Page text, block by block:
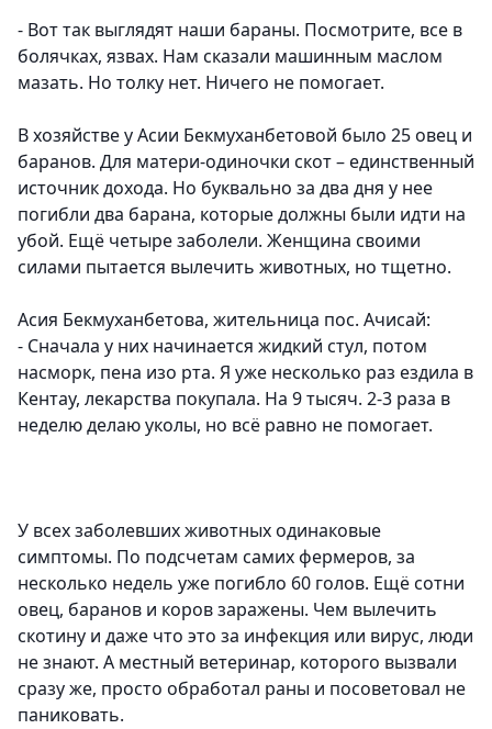
- Вот так выглядят наши бараны. Посмотрите, все в
болячках, язвах. Нам сказали машинным маслом
мазать. Но толку нет. Ничего не помогает.
В хозяйстве у Асии Бекмуханбетовой было 25 овец и
баранов. Для матери-одиночки скот – единственный
источник дохода. Но буквально за два дня у нее
погибли два барана, которые должны были идти на
убой. Ещё четыре заболели. Женщина своими
силами пытается вылечить животных, но тщетно.
Асия Бекмуханбетова, жительница пос. Ачисай:
- Сначала у них начинается жидкий стул, потом
насморк, пена изо рта. Я уже несколько раз ездила в
Кентау, лекарства покупала. На 9 тысяч. 2-3 раза в
неделю делаю уколы, но всё равно не помогает.
У всех заболевших животных одинаковые
симптомы. По подсчетам самих фермеров, за
несколько недель уже погибло 60 голов. Ещё сотни
овец, баранов и коров заражены. Чем вылечить
скотину и даже что это за инфекция или вирус, люди
не знают. А местный ветеринар, которого вызвали
сразу же, просто обработал раны и посоветовал не
паниковать.